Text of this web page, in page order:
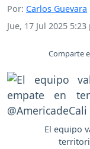
Por: Carlos Guevara
Jue, 17 Jul 2025 5:23
Comparte
El equipo